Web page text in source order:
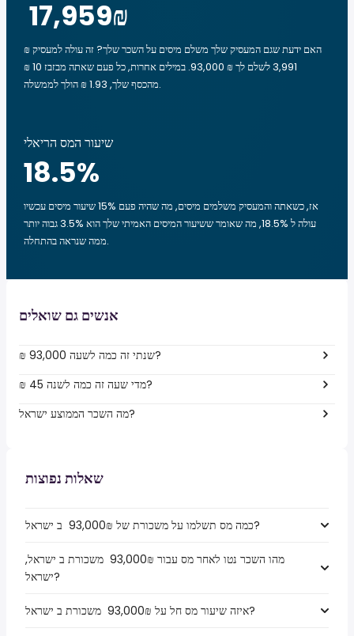
‏17,959 ‏₪
האם ידעת שגם המעסיק שלך משלם מיסים על השכר שלך? זה עולה למעסיק ₪
3,991 לשלם לך ₪ 93,000. במילים אחרות, כל פעם שאתה מבזבז ‏10 ‏₪
מהכסף שלך, ‏1.93 ‏₪ הולך לממשלה.
שיעור המס הריאלי
18.5%
אז, כשאתה והמעסיק משלמים מיסים, מה שהיה פעם 15% שיעור מיסים עכשיו
עולה ל 18.5%, מה שאומר ששיעור המיסים האמיתי שלך הוא 3.5% גבוה יותר
ממה שנראה בהתחלה.
אנשים גם שואלים
₪ 93,000 שנתי זה כמה לשעה?
₪ 45 מדי שעה זה כמה לשנה?
מה השכר הממוצע ישראל?
שאלות נפוצות
כמה מס תשלמו על משכורת של ₪‏93,000 ‏ ב ישראל?
מהו השכר נטו לאחר מס עבור ₪‏93,000 ‏ משכורת ב ישראל,
ישראל?
איזה שיעור מס חל על ₪‏93,000 ‏ משכורת ב ישראל?